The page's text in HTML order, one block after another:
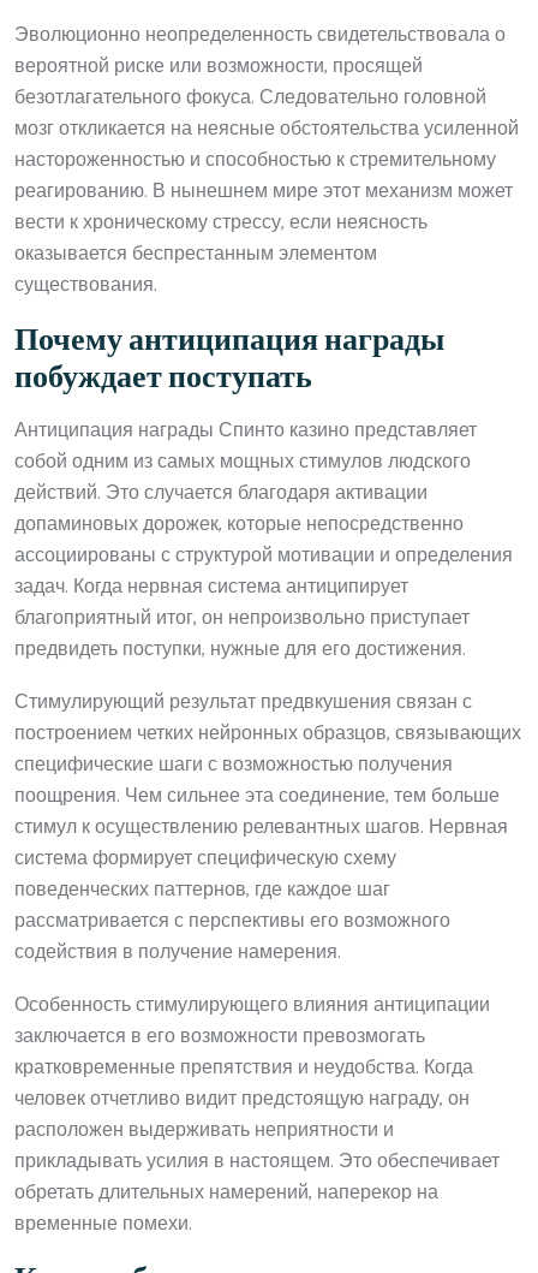
Эволюционно неопределенность свидетельствовала о
вероятной риске или возможности, просящей
безотлагательного фокуса. Следовательно головной
мозг откликается на неясные обстоятельства усиленной
настороженностью и способностью к стремительному
реагированию. В нынешнем мире этот механизм может
вести к хроническому стрессу, если неясность
оказывается беспрестанным элементом
существования.
Почему антиципация награды
побуждает поступать
Антиципация награды Спинто казино представляет
собой одним из самых мощных стимулов людского
действий. Это случается благодаря активации
допаминовых дорожек, которые непосредственно
ассоциированы с структурой мотивации и определения
задач. Когда нервная система антиципирует
благоприятный итог, он непроизвольно приступает
предвидеть поступки, нужные для его достижения.
Стимулирующий результат предвкушения связан с
построением четких нейронных образцов, связывающих
специфические шаги с возможностью получения
поощрения. Чем сильнее эта соединение, тем больше
стимул к осуществлению релевантных шагов. Нервная
система формирует специфическую схему
поведенческих паттернов, где каждое шаг
рассматривается с перспективы его возможного
содействия в получение намерения.
Особенность стимулирующего влияния антиципации
заключается в его возможности превозмогать
кратковременные препятствия и неудобства. Когда
человек отчетливо видит предстоящую награду, он
расположен выдерживать неприятности и
прикладывать усилия в настоящем. Это обеспечивает
обретать длительных намерений, наперекор на
временные помехи.